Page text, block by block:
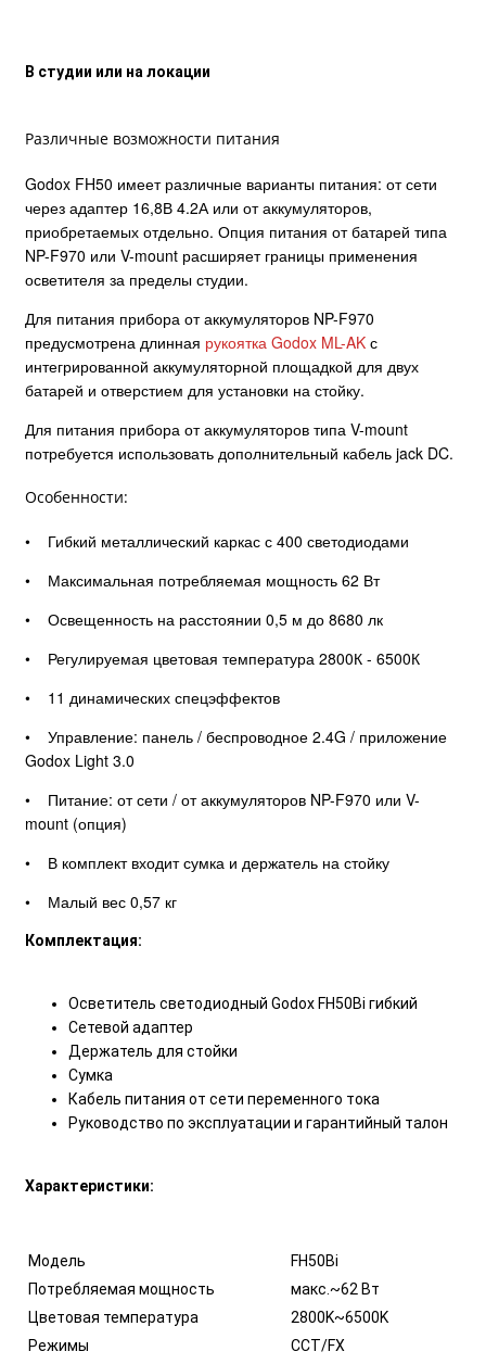
В студии или на локации
Различные возможности питания
Godox FH50 имеет различные варианты питания: от сети
через адаптер 16,8В 4.2А или от аккумуляторов,
приобретаемых отдельно. Опция питания от батарей типа
NP-F970 или V-mount расширяет границы применения
осветителя за пределы студии.
Для питания прибора от аккумуляторов NP-F970
предусмотрена длинная рукоятка Godox ML-AK с
интегрированной аккумуляторной площадкой для двух
батарей и отверстием для установки на стойку.
Для питания прибора от аккумуляторов типа V-mount
потребуется использовать дополнительный кабель jack DC.
Особенности:
• Гибкий металлический каркас с 400 светодиодами
• Максимальная потребляемая мощность 62 Вт
• Освещенность на расстоянии 0,5 м до 8680 лк
• Регулируемая цветовая температура 2800К - 6500К
• 11 динамических спецэффектов
• Управление: панель / беспроводное 2.4G / приложение
Godox Light 3.0
• Питание: от сети / от аккумуляторов NP-F970 или V-
mount (опция)
• В комплект входит сумка и держатель на стойку
• Малый вес 0,57 кг
Комплектация:
Осветитель светодиодный Godox FH50Bi гибкий
Сетевой адаптер
Держатель для стойки
Сумка
Кабель питания от сети переменного тока
Руководство по эксплуатации и гарантийный талон
Характеристики:
Модель
FH50Bi
Потребляемая мощность
макс.~62 Вт
Цветовая температура
2800K~6500K
Режимы
ССТ/FX